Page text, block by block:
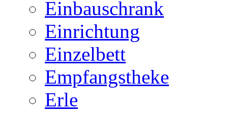
Einbauschrank
Einrichtung
Einzelbett
Empfangstheke
Erle